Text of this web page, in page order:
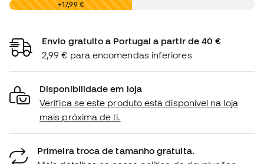
0,00 € +17,99 €
Envio gratuito a Portugal a partir de 40 €
2,99 € para encomendas inferiores
Disponibilidade em loja
Verifica se este produto está disponível na loja
mais próxima de ti.
Primeira troca de tamanho gratuita.